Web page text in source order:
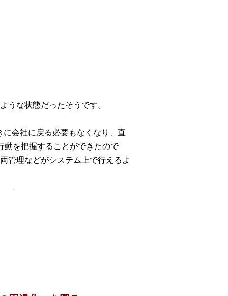
うな状態だったそうです。
会社に戻る必要もなくなり、直
動を把握することができたので
管理などがシステム上で行えるよ